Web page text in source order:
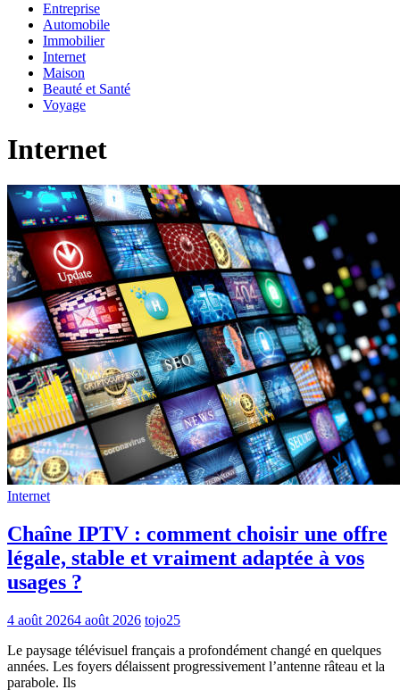
Entreprise
Automobile
Immobilier
Internet
Maison
Beauté et Santé
Voyage
Internet
Internet
Chaîne IPTV : comment choisir une offre
légale, stable et vraiment adaptée à vos
usages ?
4 août 20264 août 2026 tojo25
Le paysage télévisuel français a profondément changé en quelques
années. Les foyers délaissent progressivement l’antenne râteau et la
parabole. Ils